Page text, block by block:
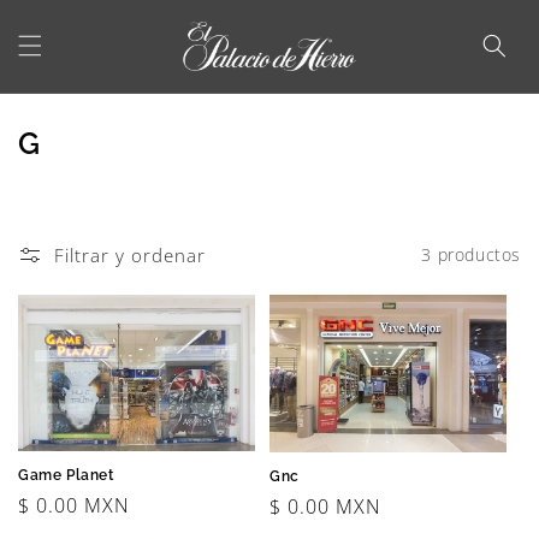
al contenido
C
e
c
c
n
:
G
Filtrar y ordenar 3 productos
Game Planet
Precio
$ 0.00 MXN
Gnc
Precio
$ 0.00 MXN